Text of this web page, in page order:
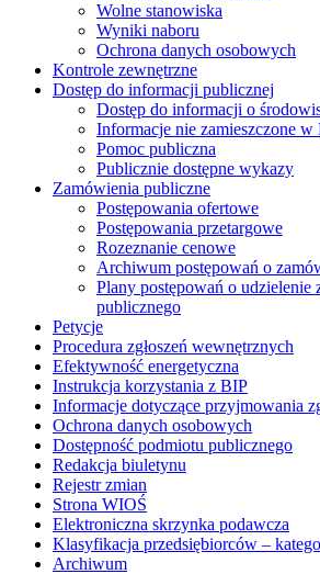
Wolne stanowiska
Wyniki naboru
Ochrona danych osobowych
Kontrole zewnętrzne
Dostęp do informacji publicznej
Dostęp do informacji o
Informacje nie zamieszczone w
Pomoc publiczna
Publicznie dostępne wykazy
Zamówienia publiczne
Postępowania ofertowe
Postępowania przetargowe
Rozeznanie cenowe
Archiwum postępowań o
Plany postępowań o udzielenie
publicznego
Petycje
Procedura zgłoszeń wewnętrznych
Efektywność energetyczna
Instrukcja korzystania z BIP
Informacje dotyczące przyjmowania
Ochrona danych osobowych
Dostępność podmiotu publicznego
Redakcja biuletynu
Rejestr zmian
Strona WIOŚ
Elektroniczna skrzynka podawcza
Klasyfikacja przedsiębiorców –
Archiwum